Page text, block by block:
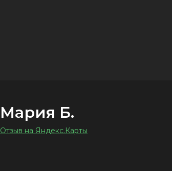
Мария Б.
Отзыв на Яндекс.Карты